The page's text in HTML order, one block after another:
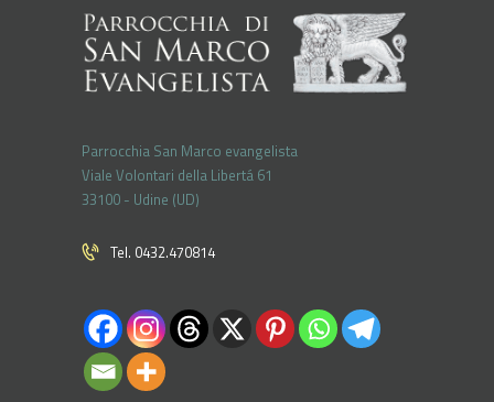
Parrocchia San Marco evangelista
Viale Volontari della Libertá 61
33100 - Udine (UD)
Tel. 0432.470814